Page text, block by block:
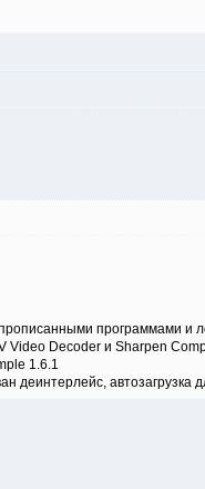
программами и
Video Decoder и Sharpen
1.6.1
деинтерлейс, автозагрузка